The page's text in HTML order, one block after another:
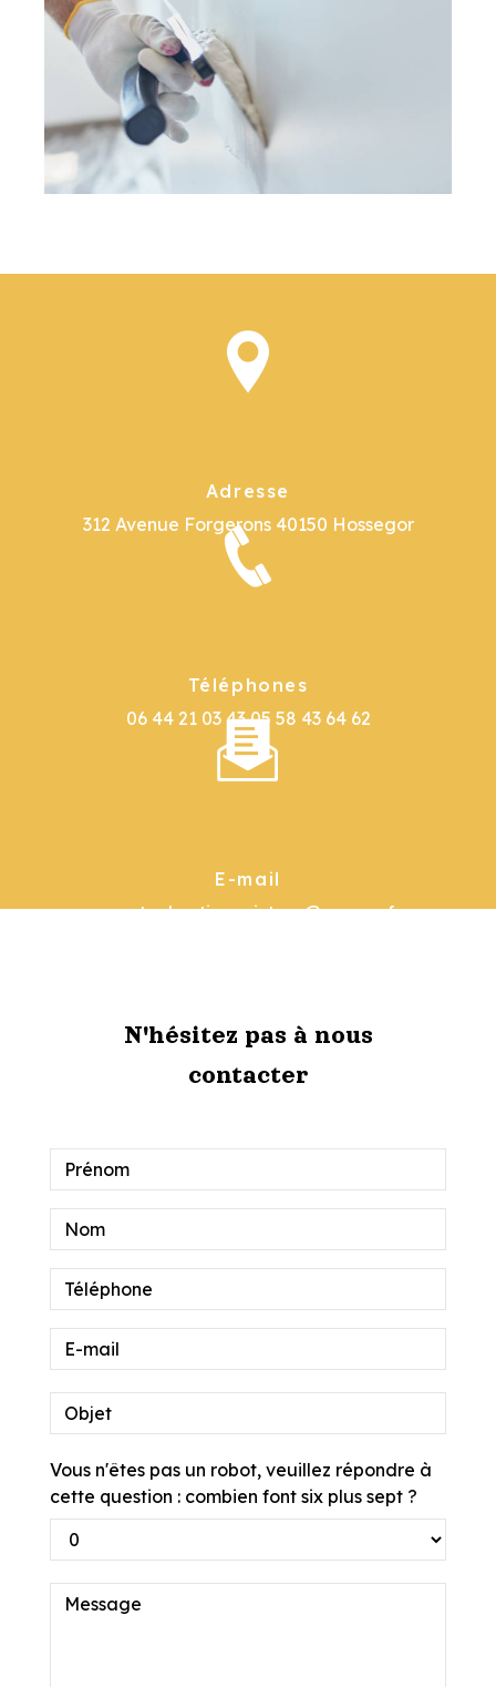
Adresse
312 Avenue Forgerons 40150 Hossegor
Téléphones
06 44 21 03 43 05 58 43 64 62
E-mail
garat.sebastienpeinture@orange.fr
N'hésitez pas à nous
contacter
Vous n'êtes pas un robot, veuillez répondre à
cette question : combien font six plus sept ?